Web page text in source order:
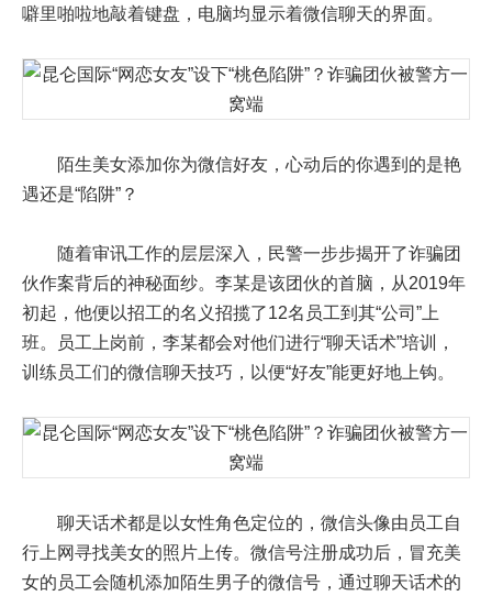
噼里啪啦地敲着键盘，电脑均显示着微信聊天的界面。
陌生美女添加你为微信好友，心动后的你遇到的是艳
遇还是“陷阱”？
随着审讯工作的层层深入，民警一步步揭开了诈骗团
伙作案背后的神秘面纱。李某是该团伙的首脑，从2019年
初起，他便以招工的名义招揽了12名员工到其“公司”上
班。员工上岗前，李某都会对他们进行“聊天话术”培训，
训练员工们的微信聊天技巧，以便“好友”能更好地上钩。
聊天话术都是以女性角色定位的，微信头像由员工自
行上网寻找美女的照片上传。微信号注册成功后，冒充美
女的员工会随机添加陌生男子的微信号，通过聊天话术的